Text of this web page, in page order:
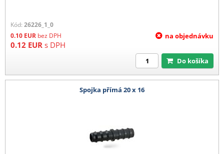
Kód: 26226_1_0
0.10 EUR bez DPH
0.12 EUR s DPH
na objednávku
Do košíka
Spojka přímá 20 x 16